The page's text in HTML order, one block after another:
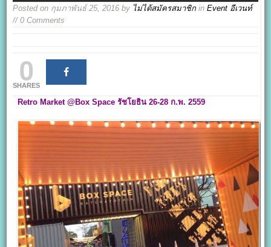
Posted on กุมภาพันธ์ 25, 2016 by ไม่ได้สมัครสมาชิก inEvent อีเวนท์
// 0 Comments
0
SHARES
Retro Market @Box Space รัชโยธิน 26-28 ก.พ. 2559